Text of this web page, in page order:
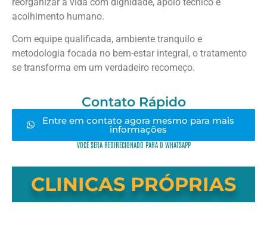
acolhimento humano.
Com equipe qualificada, ambiente tranquilo e
metodologia focada no bem-estar integral, o tratamento
se transforma em um verdadeiro recomeço.
Contato Rápido
Entre em contato agora mesmo para mais
informações
VOCÊ SERÁ REDIRECIONADO PARA O WHATSAPP
CLINICAS PRÓPRIAS